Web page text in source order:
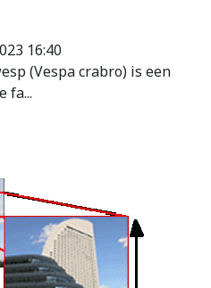
16:40
(Vespa crabro) is een
fa...